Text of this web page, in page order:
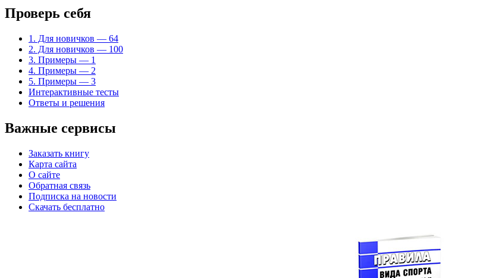
Проверь себя
1. Для новичков — 64
2. Для новичков — 100
3. Примеры — 1
4. Примеры — 2
5. Примеры — 3
Интерактивные тесты
Ответы и решения
Важные сервисы
Заказать книгу
Карта сайта
О сайте
Обратная связь
Подписка на новости
Скачать бесплатно